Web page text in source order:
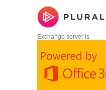
Exchange server is